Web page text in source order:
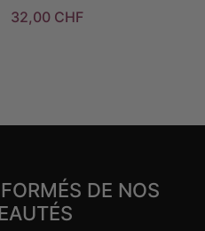
32,00 CHF
DE NOS